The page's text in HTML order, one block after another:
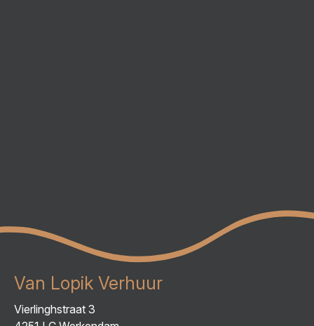
Van Lopik Verhuur
Vierlinghstraat 3